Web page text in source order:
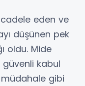
eden ve
düşünen pek
oldu. Mide
kabul
gibi